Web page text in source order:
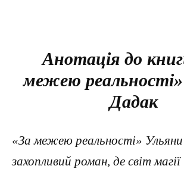
Анотація до
межею
Дадак
«За межею реальності»
захопливий роман, де світ